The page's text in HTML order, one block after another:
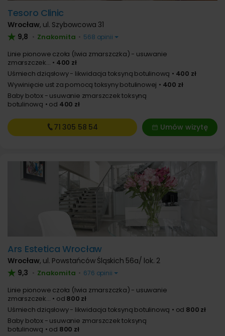
Tesoro Clinic
Wrocław, ul. Szybowcowa 31
9,8 • Znakomita • 568 opinii
Linie pionowe czoła (lwia zmarszczka) - usuwanie
zmarszczek...
400 zł
Uśmiech dziąsłowy - likwidacja toksyną botulinową
400 zł
Wywinięcie ust za pomocą toksyny botulinowej
400 zł
Baby botox - usuwanie zmarszczek toksyną
botulinową
od 400 zł
Umów wizytę
71 305 58 54
Ars Estetica Wrocław
Wrocław, ul. Powstańców Śląskich 56a/ lok. 2
9,3 • Znakomita • 676 opinii
Linie pionowe czoła (lwia zmarszczka) - usuwanie
zmarszczek...
od 800 zł
Uśmiech dziąsłowy - likwidacja toksyną botulinową
od 800 zł
Baby botox - usuwanie zmarszczek toksyną
botulinową
od 800 zł